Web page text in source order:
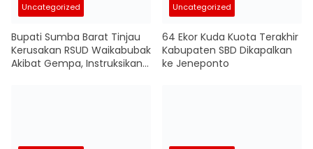
Uncategorized
Bupati Sumba Barat Tinjau
Kerusakan RSUD Waikabubak
Akibat Gempa, Instruksikan
Uncategorized
64 Ekor Kuda Kuota Terakhir
Kabupaten SBD Dikapalkan
ke Jeneponto